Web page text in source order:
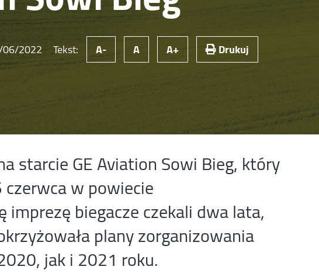
2022 Tekst: A- A A+ Drukuj
starcie GE Aviation Sowi Bieg, który
w powiecie
biegacze czekali dwa lata,
plany zorganizowania
jak i 2021 roku.